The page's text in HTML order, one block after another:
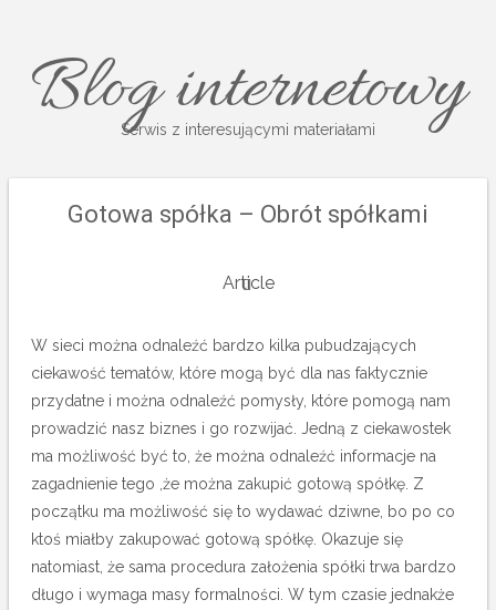
Blog internetowy
Serwis z interesującymi materiałami
Gotowa spółka – Obrót spółkami
Article
W sieci można odnaleźć bardzo kilka pubudzających
ciekawość tematów, które mogą być dla nas faktycznie
przydatne i można odnaleźć pomysły, które pomogą nam
prowadzić nasz biznes i go rozwijać. Jedną z ciekawostek
ma możliwość być to, że można odnaleźć informacje na
zagadnienie tego ,że można zakupić gotową spółkę. Z
początku ma możliwość się to wydawać dziwne, bo po co
ktoś miałby zakupować gotową spółkę. Okazuje się
natomiast, że sama procedura założenia spółki trwa bardzo
długo i wymaga masy formalności. W tym czasie jednakże